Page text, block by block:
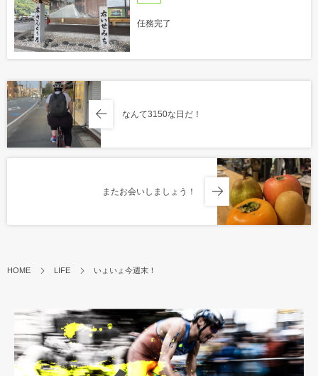
任務完了
なんて3150な日だ！
またお会いしましょう！
HOME LIFE いょいょ今週末！